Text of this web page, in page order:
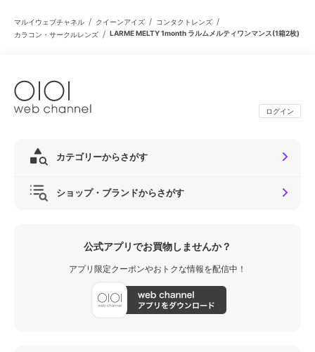
マルイウェブチャネル / クイーンアイズ / コンタクトレンズ /
カラコン・サークルレンズ / LARME MELTY 1month ラルムメルティワンマンス(1箱2枚)
ログイン
カテゴリーからさがす
ショップ・ブランドからさがす
公式アプリでお買物しませんか？
アプリ限定クーポンやおトクな情報を配信中！